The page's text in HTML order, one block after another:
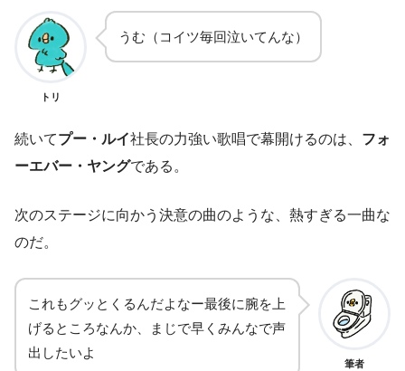
トリ
うむ（コイツ毎回泣いてんな）
続いてプー・ルイ社長の力強い歌唱で幕開けるのは、 フォ
ーエバー・ヤングである。
次のステージに向かう決意の曲のような、熱すぎる一曲な
のだ。
これもグッとくるんだよなー最後に腕を上
げるところなんか、まじで早くみんなで声
出したいよ
筆者